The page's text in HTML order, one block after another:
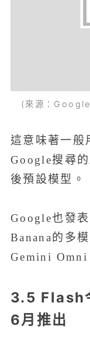
(來源：
這意味著一
Google搜尋
後預設模型。
Google也發
Banana的多
Gemini Omni
3.5 Flash
6月推出